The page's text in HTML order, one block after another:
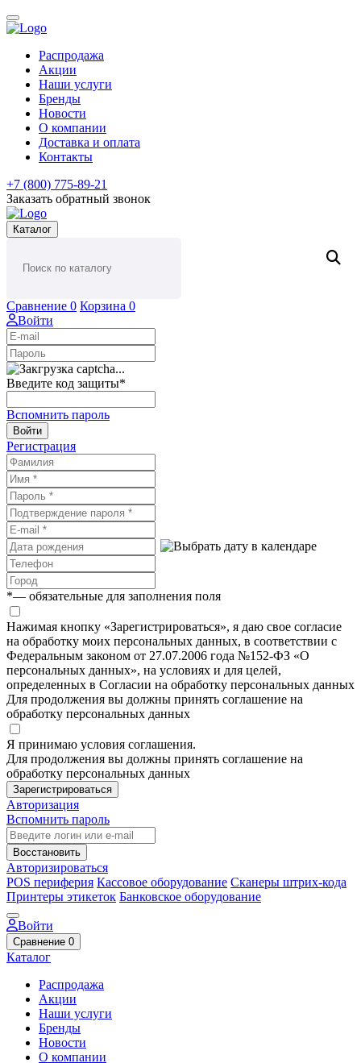
Распродажа
Акции
Наши услуги
Бренды
Новости
О компании
Доставка и оплата
Контакты
+7 (800) 775-89-21
Заказать обратный звонок
Каталог
Сравнение 0 Корзина 0
Войти
Введите код защиты*
Вспомнить пароль
Войти
Регистрация
*— обязательные для заполнения поля
Нажимая кнопку «Зарегистрироваться», я даю свое согласие
на обработку моих персональных данных, в соответствии с
Федеральным законом от 27.07.2006 года №152-ФЗ «О
персональных данных», на условиях и для целей,
определенных в Согласии на обработку персональных данных
Для продолжения вы должны принять соглашение на
обработку персональных данных
Я принимаю условия соглашения.
Для продолжения вы должны принять соглашение на
обработку персональных данных
Зарегистрироваться
Авторизация
Вспомнить пароль
Восстановить
Авторизироваться
POS периферия Кассовое оборудование Сканеры штрих-кода
Принтеры этикеток Банковское оборудование
Войти
Сравнение 0
Каталог
Распродажа
Акции
Наши услуги
Бренды
Новости
О компании